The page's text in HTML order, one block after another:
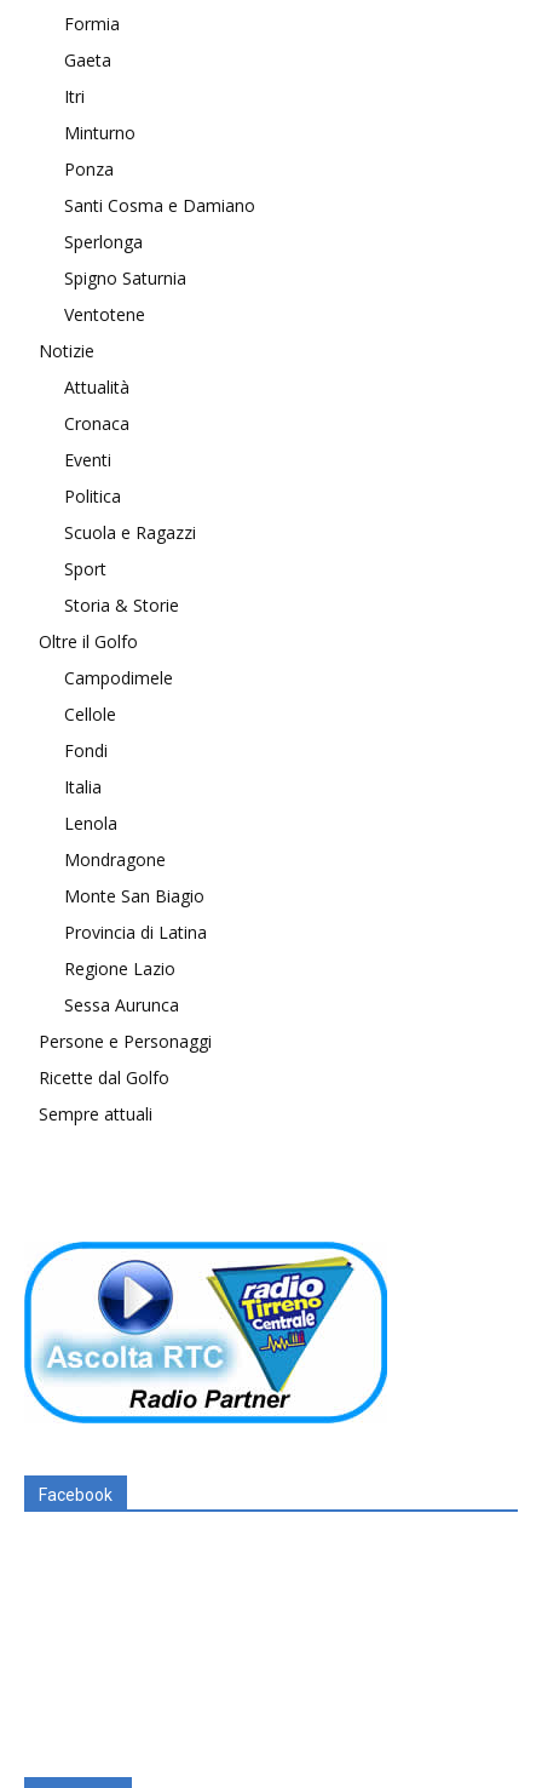
Formia
Gaeta
Itri
Minturno
Ponza
Santi Cosma e Damiano
Sperlonga
Spigno Saturnia
Ventotene
Notizie
Attualità
Cronaca
Eventi
Politica
Scuola e Ragazzi
Sport
Storia & Storie
Oltre il Golfo
Campodimele
Cellole
Fondi
Italia
Lenola
Mondragone
Monte San Biagio
Provincia di Latina
Regione Lazio
Sessa Aurunca
Persone e Personaggi
Ricette dal Golfo
Sempre attuali
Facebook